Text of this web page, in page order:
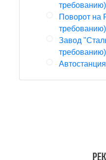
требованию)
Поворот на
требованию)
Завод
требованию)